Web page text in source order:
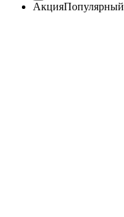
АкцияПопулярный